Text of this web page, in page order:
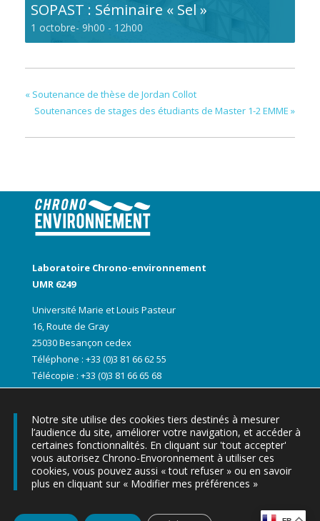
SOPAST : Séminaire « Sel »
1 octobre- 9h00 - 12h00
« Soutenance de thèse de Jordan Collot
Soutenances de stages des étudiants de Master 1-2 EMME »
Laboratoire Chrono-environnement
UMR 6249
Université Marie et Louis Pasteur
16, Route de Gray
25030 Besançon cedex
Téléphone : +33 (0)3 81 66 62 55
Télécopie : +33 (0)3 81 66 65 68
Tous droits réservés chrono-environnement |
Mentions légales |
Notre site utilise des cookies tiers destinés à mesurer
l’audience du site, améliorer votre navigation, et accéder à
certaines fonctionnalités. En cliquant sur 'tout accepter'
vous autorisez Chrono-Envoronnement à utiliser ces
cookies, vous pouvez aussi « tout refuser » ou en savoir
plus en cliquant sur « Modifier mes préférences »